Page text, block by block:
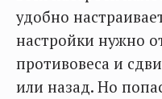
удобно
настройки нужно
противовеса и
или назад. Но